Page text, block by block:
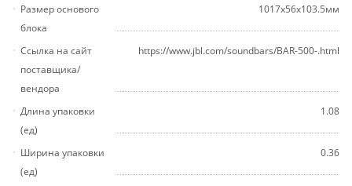
Размер основого
блока
1017x56x103.5мм
Ссылка на сайт
поставщика/
вендора
https://www.jbl.com/soundbars/BAR-500-.html
Длина упаковки
(ед)
1.08
Ширина упаковки
(ед)
0.36